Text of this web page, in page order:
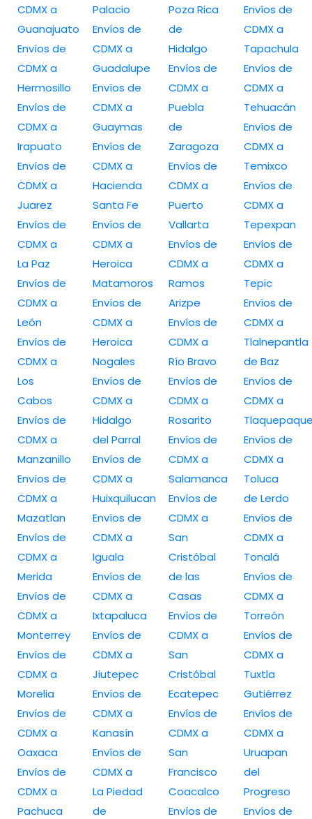
CDMX a
Guanajuato
Envíos de
CDMX a
Hermosillo
Envíos de
CDMX a
Irapuato
Envíos de
CDMX a
Juarez
Envíos de
CDMX a
La Paz
Envíos de
CDMX a
León
Envíos de
CDMX a
Los
Cabos
Envíos de
CDMX a
Manzanillo
Envíos de
CDMX a
Mazatlan
Envíos de
CDMX a
Merida
Envíos de
CDMX a
Monterrey
Envíos de
CDMX a
Morelia
Envíos de
CDMX a
Oaxaca
Envíos de
CDMX a
Pachuca
Palacio
Envíos de
CDMX a
Guadalupe
Envíos de
CDMX a
Guaymas
Envíos de
CDMX a
Hacienda
Santa Fe
Envíos de
CDMX a
Heroica
Matamoros
Envíos de
CDMX a
Heroica
Nogales
Envíos de
CDMX a
Hidalgo
del Parral
Envíos de
CDMX a
Huixquilucan
Envíos de
CDMX a
Iguala
Envíos de
CDMX a
Ixtapaluca
Envíos de
CDMX a
Jiutepec
Envíos de
CDMX a
Kanasín
Envíos de
CDMX a
La Piedad
de
Poza Rica
de
Hidalgo
Envíos de
CDMX a
Puebla
de
Zaragoza
Envíos de
CDMX a
Puerto
Vallarta
Envíos de
CDMX a
Ramos
Arizpe
Envíos de
CDMX a
Río Bravo
Envíos de
CDMX a
Rosarito
Envíos de
CDMX a
Salamanca
Envíos de
CDMX a
San
Cristóbal
de las
Casas
Envíos de
CDMX a
San
Cristóbal
Ecatepec
Envíos de
CDMX a
San
Francisco
Coacalco
Envíos de
Envíos de
CDMX a
Tapachula
Envíos de
CDMX a
Tehuacán
Envíos de
CDMX a
Temixco
Envíos de
CDMX a
Tepexpan
Envíos de
CDMX a
Tepic
Envíos de
CDMX a
Tlalnepantla
de Baz
Envíos de
CDMX a
Envíos de
CDMX a
Toluca
de Lerdo
Envíos de
CDMX a
Tonalá
Envíos de
CDMX a
Torreón
Envíos de
CDMX a
Tuxtla
Gutiérrez
Envíos de
CDMX a
Uruapan
del
Progreso
Envíos de